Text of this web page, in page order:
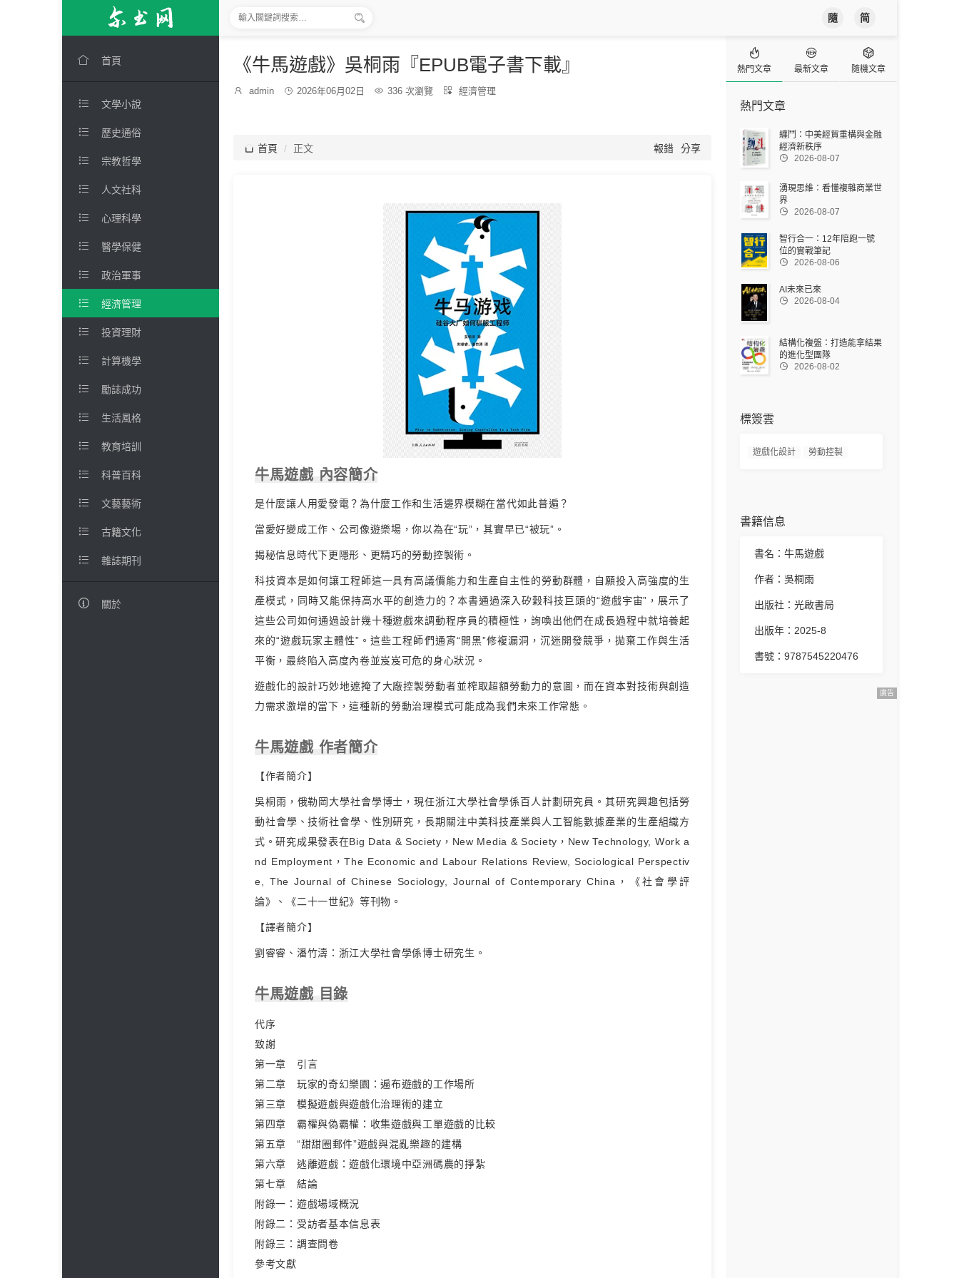
 隨 简
 首頁
 文學小說
 歷史通俗
 宗教哲學
 人文社科
 心理科學
 醫學保健
 政治軍事
 經濟管理
 投資理財
 計算機學
 勵誌成功
 生活風格
 教育培訓
 科普百科
 文藝藝術
 古籍文化
 雜誌期刊
 關於
《牛馬遊戲》吳桐雨『EPUB電子書下載』

博
admin  發
2026年06月02日  336 次瀏覽 
分
經濟管理
 首頁 正文 報錯 分享
牛馬遊戲 內容簡介
是什麼讓人用愛發電？為什麼工作和生活邊界模糊在當代如此普遍？
當愛好變成工作、公司像遊樂場，你以為在“玩”，其實早已“被玩”。
揭秘信息時代下更隱形、更精巧的勞動控製術。
科技資本是如何讓工程師這一具有高議價能力和生產自主性的勞動群體，自願投入高強度的生
產模式，同時又能保持高水平的創造力的？本書通過深入矽穀科技巨頭的“遊戲宇宙”，展示了
這些公司如何通過設計幾十種遊戲來調動程序員的積極性，詢喚出他們在成長過程中就培養起
來的“遊戲玩家主體性”。這些工程師們通宵“開黑”修複漏洞，沉迷開發競爭，拋棄工作與生活
平衡，最終陷入高度內卷並岌岌可危的身心狀況。
遊戲化的設計巧妙地遮掩了大廠控製勞動者並榨取超額勞動力的意圖，而在資本對技術與創造
力需求激增的當下，這種新的勞動治理模式可能成為我們未來工作常態。
牛馬遊戲 作者簡介
【作者簡介】
吳桐雨，俄勒岡大學社會學博士，現任浙江大學社會學係百人計劃研究員。其研究興趣包括勞
動社會學、技術社會學、性別研究，長期關注中美科技產業與人工智能數據產業的生產組織方
式。研究成果發表在Big Data & Society，New Media & Society，New Technology, Work a
nd Employment，The Economic and Labour Relations Review, Sociological Perspectiv
e, The Journal of Chinese Sociology, Journal of Contemporary China，《社會學評
論》、《二十一世紀》等刊物。
【譯者簡介】
劉睿睿、潘竹濤：浙江大學社會學係博士研究生。
牛馬遊戲 目錄
代序
致謝
第一章 引言
第二章 玩家的奇幻樂園：遍布遊戲的工作場所
第三章 模擬遊戲與遊戲化治理術的建立
第四章 霸權與偽霸權：收集遊戲與工單遊戲的比較
第五章 “甜甜圈郵件”遊戲與混亂樂趣的建構
第六章 逃離遊戲：遊戲化環境中亞洲碼農的掙紮
第七章 結論
附錄一：遊戲場域概況
附錄二：受訪者基本信息表
附錄三：調查問卷
參考文獻

熱門文章

最新文章

隨機文章
熱門文章
纏鬥：中美經貿重構與金融
經濟新秩序
 2026-08-07
湧現思維：看懂複雜商業世
界
 2026-08-07
智行合一：12年陪跑一號
位的實戰筆記
 2026-08-06
AI未來已來
 2026-08-04
結構化複盤：打造能拿結果
的進化型團隊
 2026-08-02
標簽雲
遊戲化設計 勞動控製
書籍信息
書名：牛馬遊戲
作者：吳桐雨
出版社：光啟書局
出版年：2025-8
書號：9787545220476
廣告